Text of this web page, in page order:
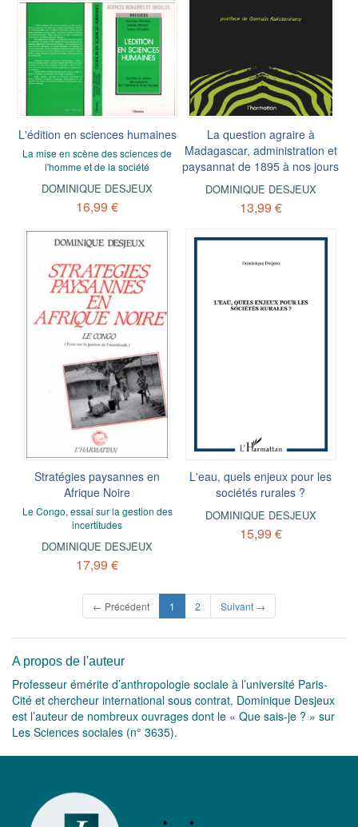
L'édition en sciences humaines
La mise en scène des sciences de
l'homme et de la société
DOMINIQUE DESJEUX
16,99 €
La question agraire à
Madagascar, administration et
paysannat de 1895 à nos jours
DOMINIQUE DESJEUX
13,99 €
Stratégies paysannes en
Afrique Noire
Le Congo, essai sur la gestion des
incertitudes
DOMINIQUE DESJEUX
17,99 €
L'eau, quels enjeux pour les
sociétés rurales ?
DOMINIQUE DESJEUX
15,99 €
← Précédent 1 (current)
2 Suivant →
A propos de l'auteur
Professeur émérite d’anthropologie sociale à l’université Paris-
Cité et chercheur international sous contrat, Dominique Desjeux
est l’auteur de nombreux ouvrages dont le « Que sais-je ? » sur
Les Sciences sociales (n° 3635).